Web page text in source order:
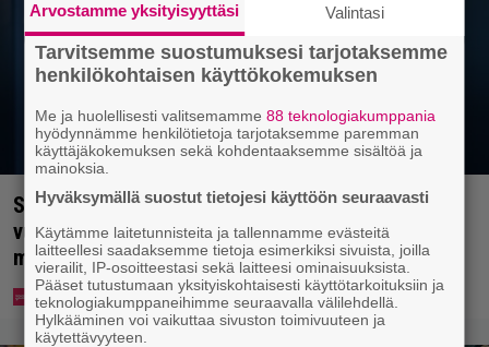
Suosikkihahmo palaa Sykkeeseen kahdeksan
vuoden tauon jälkeen – kohtalo jäi aiemmin
mysteeriksi
Arvostamme yksityisyyttäsi Valintasi
Tarvitsemme suostumuksesi tarjotaksemme
henkilökohtaisen käyttökokemuksen
Me ja huolellisesti valitsemamme88 teknologiakumppania
hyödynnämme henkilötietoja tarjotaksemme paremman
käyttäjäkokemuksen sekä kohdentaaksemme sisältöä ja
mainoksia.
Hyväksymällä suostut tietojesi käyttöön seuraavasti
Käytämme laitetunnisteita ja tallennamme evästeitä
laitteellesi saadaksemme tietoja esimerkiksi sivuista, joilla
vierailit, IP-osoitteestasi sekä laitteesi ominaisuuksista.
Pääset tutustumaan yksityiskohtaisesti käyttötarkoituksiin ja
teknologiakumppaneihimme seuraavalla välilehdellä.
Hylkääminen voi vaikuttaa sivuston toimivuuteen ja
käytettävyyteen.